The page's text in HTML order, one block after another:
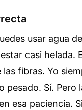
usar agua
casi helada.
fibras. Yo
pesado. Sí.
esa paciencia.